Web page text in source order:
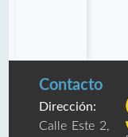
Contacto
Dirección:
Calle Este 2,